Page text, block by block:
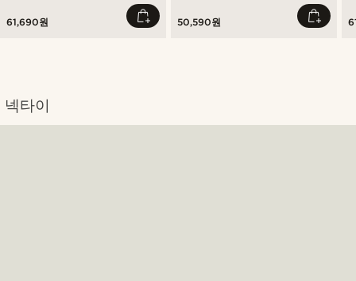
61,690원 50,590원
넥타이